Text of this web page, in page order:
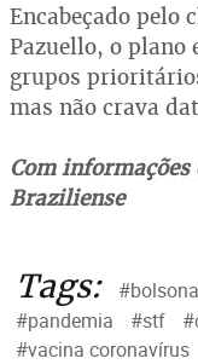
Encabeçado pelo
Pazuello, o plano
grupos
mas não crava
Com
Braziliense
Tags:
#pandemia
#stf
#vacina coronavírus